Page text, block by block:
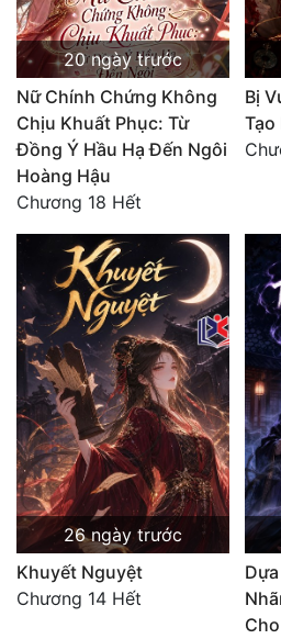
20 ngày trước
Nữ Chính Chứng Không
Chịu Khuất Phục: Từ
Đồng Ý Hầu Hạ Đến Ngôi
Hoàng Hậu
Chương 18 Hết
Bị
Tạo
26 ngày trước
Khuyết Nguyệt
Chương 14 Hết